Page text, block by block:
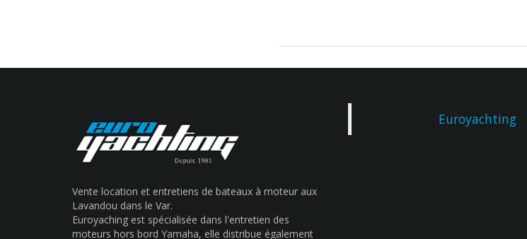
Vente location et entretiens de bateaux à moteur aux
Lavandou dans le Var.
Euroyaching est spécialisée dans l'entretien des
moteurs hors bord Yamaha, elle distribue également
Euroyachting